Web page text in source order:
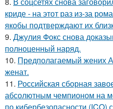
криде - на этот раз из-за
якобы подтверждают их
9. Джулия Фокс снова
полноценный наряд.
10. Предполагаемый жених
женат.
11. Российская сборная
абсолютным чемпионом на
по кибербезопасности (ICO)